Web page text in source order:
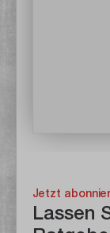
Jetzt
Lassen